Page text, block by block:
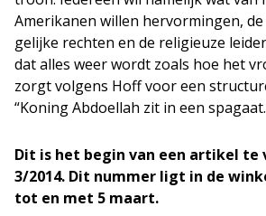
Amerikanen willen hervormingen,
gelijke rechten en de religieuze
dat alles weer wordt zoals hoe het
zorgt volgens Hoff voor een
“Koning Abdoellah zit in een spagaat.
Dit is het begin van een artikel te
3/2014. Dit nummer ligt in de
tot en met 5 maart.